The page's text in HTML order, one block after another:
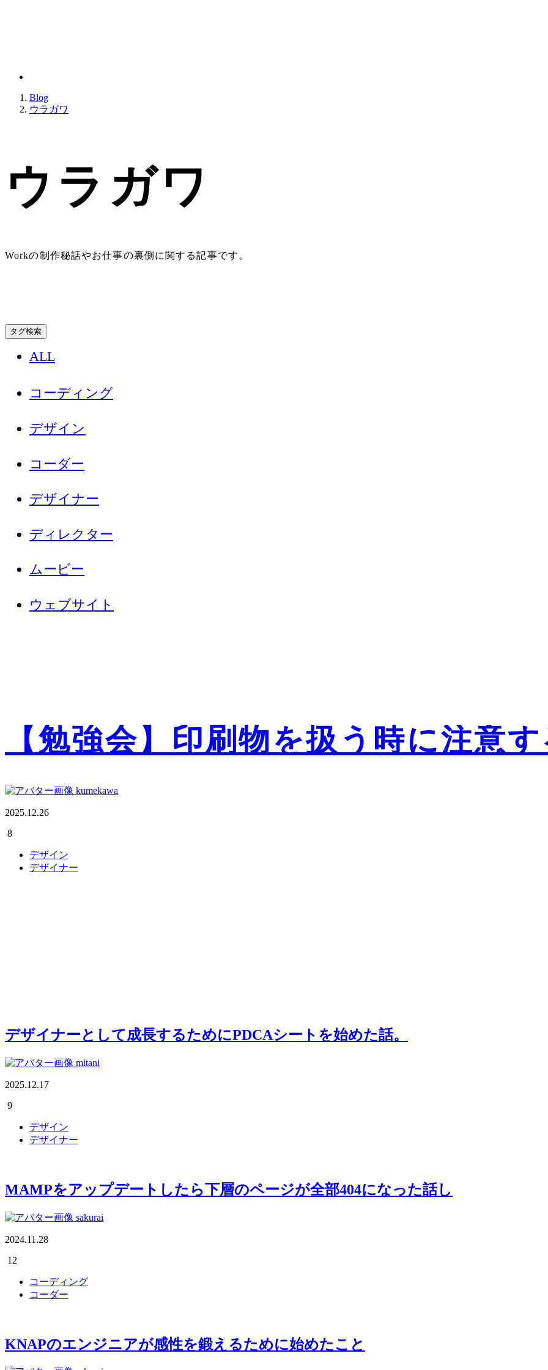
Blog
ウラガワ
ウラガワ
Workの制作秘話やお仕事の裏側に関する記事です。
タグ検索
ALL
コーディング
デザイン
コーダー
デザイナー
ディレクター
ムービー
ウェブサイト
【勉強会】印刷物を扱う時に注意
kumekawa
2025.12.26
8
デザイン
デザイナー
デザイナーとして成長するためにPDCAシートを始めた話。
mitani
2025.12.17
9
デザイン
デザイナー
MAMPをアップデートしたら下層のページが全部404になった話し
sakurai
2024.11.28
12
コーディング
コーダー
KNAPのエンジニアが感性を鍛えるために始めたこと